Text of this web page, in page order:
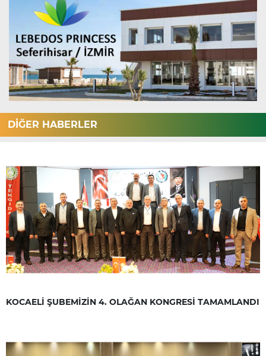
DİĞER HABERLER
KOCAELİ ŞUBEMİZİN 4. OLAĞAN KONGRESİ TAMAMLANDI